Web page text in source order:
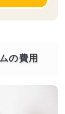
の費用